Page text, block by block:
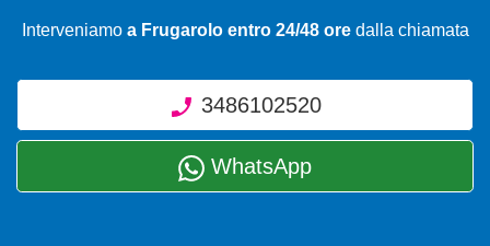
Interveniamo a Frugarolo entro 24/48 oredalla chiamata
3486102520
WhatsApp